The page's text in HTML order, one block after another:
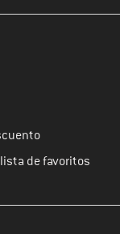
y crea tu
de favoritos